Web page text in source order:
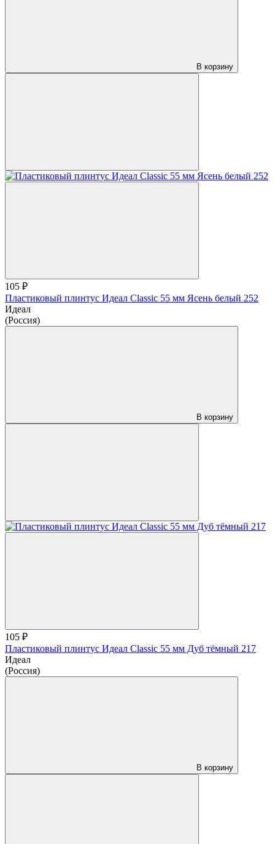
В корзину
105 ₽
Пластиковый плинтус Идеал Classic 55 мм Ясень белый 252
Идеал
(Россия)
В корзину
105 ₽
Пластиковый плинтус Идеал Classic 55 мм Дуб тёмный 217
Идеал
(Россия)
В корзину